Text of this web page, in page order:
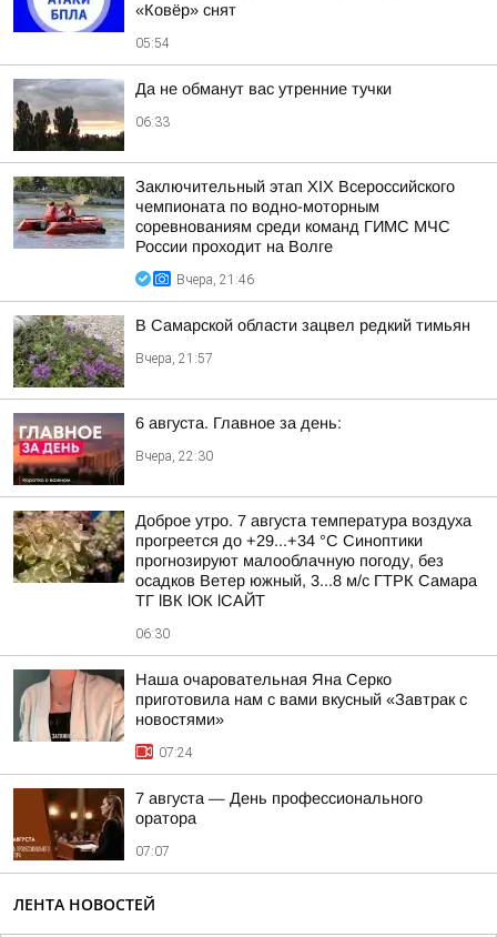
«Ковёр» снят
05:54
Да не обманут вас утренние тучки
06:33
Заключительный этап XIХ Всероссийского
чемпионата по водно-моторным
соревнованиям среди команд ГИМС МЧС
России проходит на Волге
Вчера, 21:46
В Самарской области зацвел редкий тимьян
Вчера, 21:57
6 августа. Главное за день:
Вчера, 22:30
Доброе утро. 7 августа температура воздуха
прогреется до +29...+34 °C Синоптики
прогнозируют малооблачную погоду, без
осадков Ветер южный, 3...8 м/с ГТРК Самара
ТГ lВК lОК lСАЙТ
06:30
Наша очаровательная Яна Серко
приготовила нам с вами вкусный «Завтрак с
новостями»
07:24
7 августа — День профессионального
оратора
07:07
ЛЕНТА НОВОСТЕЙ